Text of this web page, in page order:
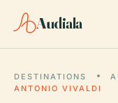
Audiala
DESTINATIONS
ANTONIO VIVALDI